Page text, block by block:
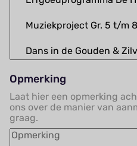
Opmerking
Laat hier een opmerking
ons over de manier van
graag.